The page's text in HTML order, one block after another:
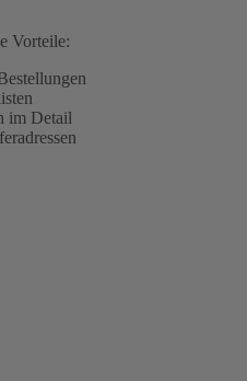
Vorteile:
im Detail